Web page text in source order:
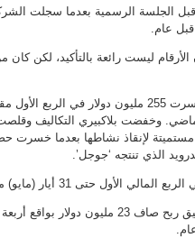
تعاملات ما قبل الجلسة الرسمية بعدما
عام.
الأرقام ليست رائعة بالتأكيد، لكن
وخفضت بلاكبيري التكاليف وقلصت
مستميتة لإنقاذ نشاطها بعدما خسرت
الذي تنتجه ‘جوجل’.
وأعلنت الشركة ومقرها واترلو في أونتاريو، تحقيق